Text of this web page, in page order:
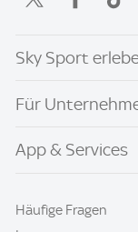
Sky Sport
Für
App & Services
Häufige Fragen